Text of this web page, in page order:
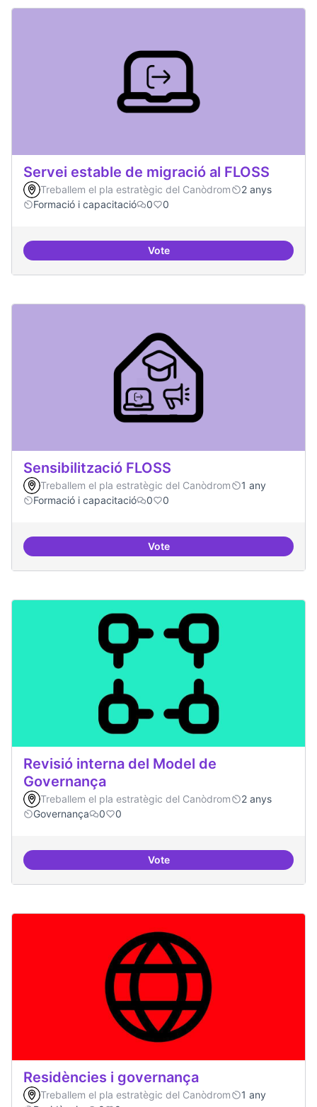
Servei estable de migració al FLOSS
Treballem el pla estratègic del Canòdrom
2 anys
Formació i capacitació
0 0
VoteServei estable de migració al
Sensibilització FLOSS
Treballem el pla estratègic del Canòdrom
1 any
Formació i capacitació
0 0
VoteSensibilització FLOSS
Revisió interna del Model de
Governança
Treballem el pla estratègic del Canòdrom
2 anys
Governança
0 0
VoteRevisió interna del Model de
Residències i governança
Treballem el pla estratègic del Canòdrom
1 any